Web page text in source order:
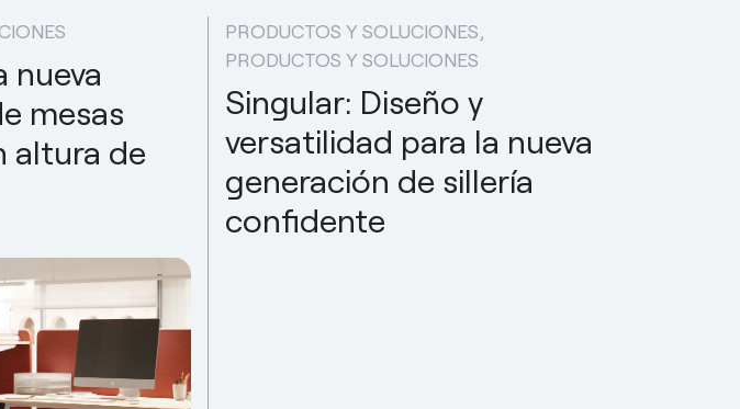
nueva
mesas
altura de
PRODUCTOS Y SOLUCIONES
PRODUCTOS Y SOLUCIONES
Singular: Diseño y
versatilidad para la nueva
generación de sillería
confidente